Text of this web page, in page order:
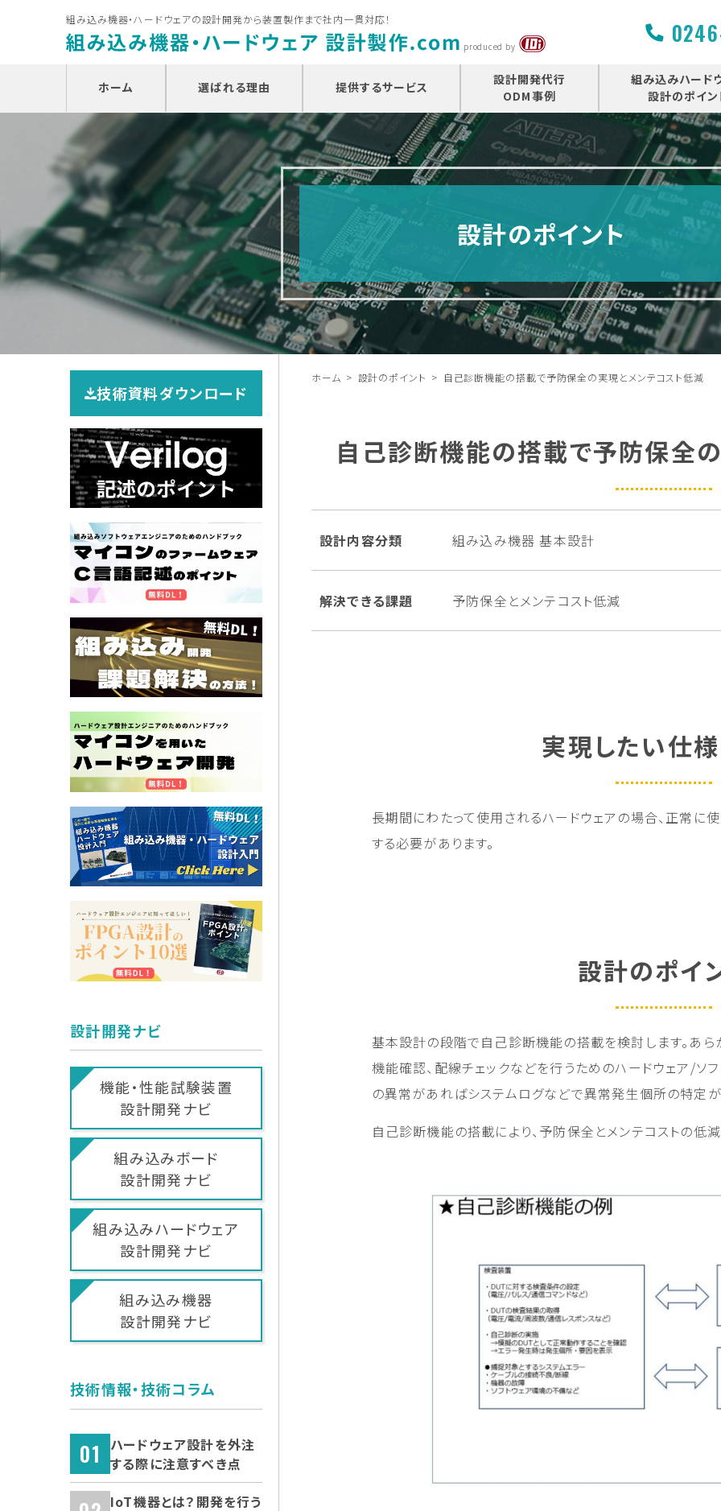
組み込み機器・ハードウェアの設計開発から装置製作まで社内一貫対応！
produced by
ホーム 選ばれる理由 提供するサービス
設計開発代行
ODM事例
組み込みハード
設計のポイン
設計のポイント
ホーム 設計のポイント 自己診断機能の搭載で予防保全の実現とメンテコスト低減
自己診断機能の搭載で予防保全
設計内容分類 組み込み機器 基本設計
解決できる課題 予防保全とメンテコスト低減
実現したい仕様
長期間にわたって使用されるハードウェアの場合、正常に
する必要があります。
設計のポイ
基本設計の段階で自己診断機能の搭載を検討します。あら
機能確認、配線チェックなどを行うためのハードウェア/ソ
の異常があればシステムログなどで異常発生個所の特定が
自己診断機能の搭載により、予防保全とメンテコストの低
技術資料ダウンロード
設計開発ナビ
機能・性能試験装置
設計開発ナビ
組み込みボード
設計開発ナビ
組み込みハードウェア
設計開発ナビ
組み込み機器
設計開発ナビ
技術情報・技術コラム
ハードウェア設計を外注
する際に注意すべき点
IoT機器とは？開発を行う